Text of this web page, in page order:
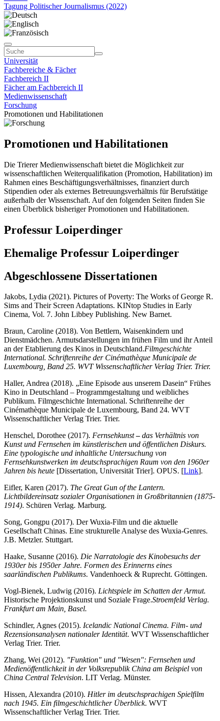
Tagung Politischer Journalismus (2022)
Universität
Fachbereiche & Fächer
Fachbereich II
Fächer am Fachbereich II
Medienwissenschaft
Forschung
Promotionen und Habilitationen
Promotionen und Habilitationen
Die Trierer Medienwissenschaft bietet die Möglichkeit zur
wissenschaftlichen Weiterqualifikation (Promotion, Habilitation) im
Rahmen eines Beschäftigungsverhältnisses, finanziert durch
Stipendien oder als externes Betreuungsverhältnis für Berufstätige
außerhalb der Wissenschaft. Auf den folgenden Seiten finden Sie
einen Überblick bisheriger Promotionen und Habilitationen.
Professur Loiperdinger
Ehemalige Professur Loiperdinger
Abgeschlossene Dissertationen
Jakobs, Lydia (2021). Pictures of Poverty: The Works of George R.
Sims and Their Screen Adaptations. KINtop Studies in Early
Cinema, Vol. 7. John Libbey Publishing. New Barnet.
Braun, Caroline (2018). Von Bettlern, Waisenkindern und
Dienstmädchen. Armutsdarstellungen im frühen Film und ihr Anteil
an der Etablierung des Kinos in Deutschland.Filmgeschichte
International. Schriftenreihe der Cinémathèque Municipale de
Luxembourg, Band 25. WVT Wissenschaftlicher Verlag Trier. Trier.
Haller, Andrea (2018). „Eine Episode aus unserem Dasein“ Frühes
Kino in Deutschland – Programmgestaltung und weibliches
Publikum. Filmgeschichte International. Schriftenreihe der
Cinémathèque Municipale de Luxembourg, Band 24. WVT
Wissenschaftlicher Verlag Trier. Trier.
Henschel, Dorothee (2017). Fernsehkunst–das Verhältnis von
Kunst und Fernsehen im künstlerischen und öffentlichen Diskurs.
Eine typologische und inhaltliche Untersuchung von
Fernsehkunstwerken im deutschsprachigen Raum von den 1960er
Jahren bis heute [Dissertation, Universität Trier]. OPUS. [Link].
Eifler, Karen (2017). The Great Gun of the Lantern.
Lichtbildereinsatz sozialer Organisationen in Großbritannien (1875-
1914). Schüren Verlag. Marburg.
Song, Gongpu (2017). Der Wuxia-Film und die aktuelle
Gesellschaft Chinas. Eine strukturelle Analyse des Wuxia-Genres.
J.B. Metzler. Stuttgart.
Haake, Susanne (2016). Die Narratologie des Kinobesuchs der
1930er bis 1950er Jahre. Formen des Erinnerns eines
saarländischen Publikums. Vandenhoeck & Ruprecht. Göttingen.
Vogl-Bienek, Ludwig (2016). Lichtspiele im Schatten der Armut.
Historische Projektionskunst und Soziale Frage.Stroemfeld Verlag.
Frankfurt am Main, Basel.
Schindler, Agnes (2015). Icelandic National Cinema. Film- und
Rezensionsanalysen nationaler Identität. WVT Wissenschaftlicher
Verlag Trier. Trier.
Zhang, Wei (2012). "Funktion" und "Wesen": Fernsehen und
Medienöffentlichkeit in der Volksrepublik China am Beispiel von
China Central Television. LIT Verlag. Münster.
Hissen, Alexandra (2010). Hitler im deutschsprachigen Spielfilm
nach 1945. Ein filmgeschichtlicher Überblick. WVT
Wissenschaftlicher Verlag Trier. Trier.